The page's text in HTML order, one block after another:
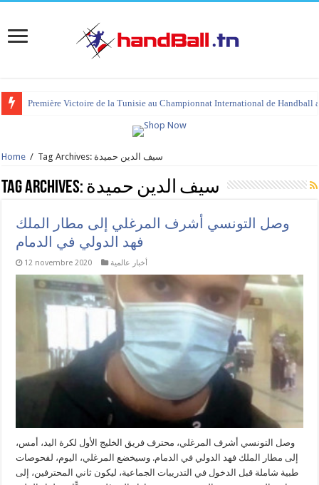
Première Victoire de la Tunisie au Championnat International de Handball
Home / Tag Archives: سيف الدين حميدة
Tag Archives: سيف الدين حميدة
وصل التونسي أشرف المرغلي إلى مطار الملك
فهد الدولي في الدمام
12 novembre 2020 أخبار عالمية
وصل التونسي أشرف المرغلي، محترف فريق الخليج الأول لكرة اليد، أمس،
إلى مطار الملك فهد الدولي في الدمام. وسيخضع المرغلي، اليوم، لفحوصات
طبية شاملة قبل الدخول في التدريبات الجماعية، ليكون ثاني المحترفين، إلى